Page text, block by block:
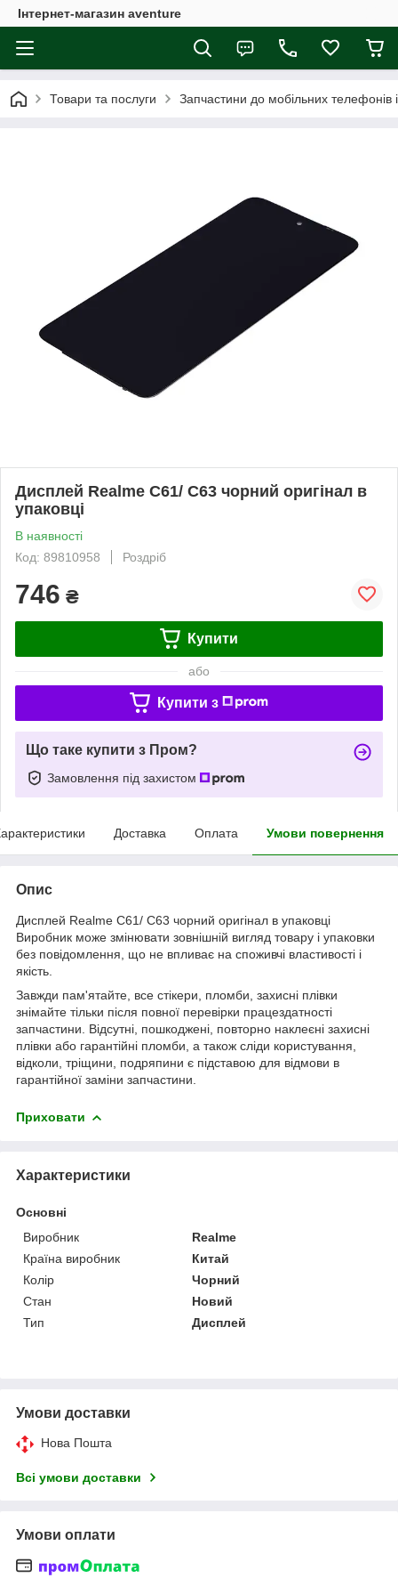
Інтернет-магазин aventure
Товари та послуги Запчастини до мобільних телефонів
Дисплей Realme C61/ C63 чорний оригінал в
упаковці
В наявності
Код: 89810958
Роздріб
746 ₴
Купити
або
Купити з
Що таке купити з Пром?
Замовлення під захистом
Доставка Оплата Умови повернення
Опис
Дисплей Realme C61/ C63 чорний оригінал в упаковці
Виробник може змінювати зовнішній вигляд товару і упаковки
без повідомлення, що не впливає на споживчі властивості і
якість.
Завжди пам'ятайте, все стікери, пломби, захисні плівки
знімайте тільки після повної перевірки працездатності
запчастини. Відсутні, пошкоджені, повторно наклеєні захисні
плівки або гарантійні пломби, а також сліди користування,
відколи, тріщини, подряпини є підставою для відмови в
гарантійної заміни запчастини.
Приховати
Характеристики
Основні
Виробник
Realme
Країна виробник
Китай
Колір
Чорний
Стан
Новий
Тип
Дисплей
Умови доставки
Нова Пошта
Всі умови доставки
Умови оплати